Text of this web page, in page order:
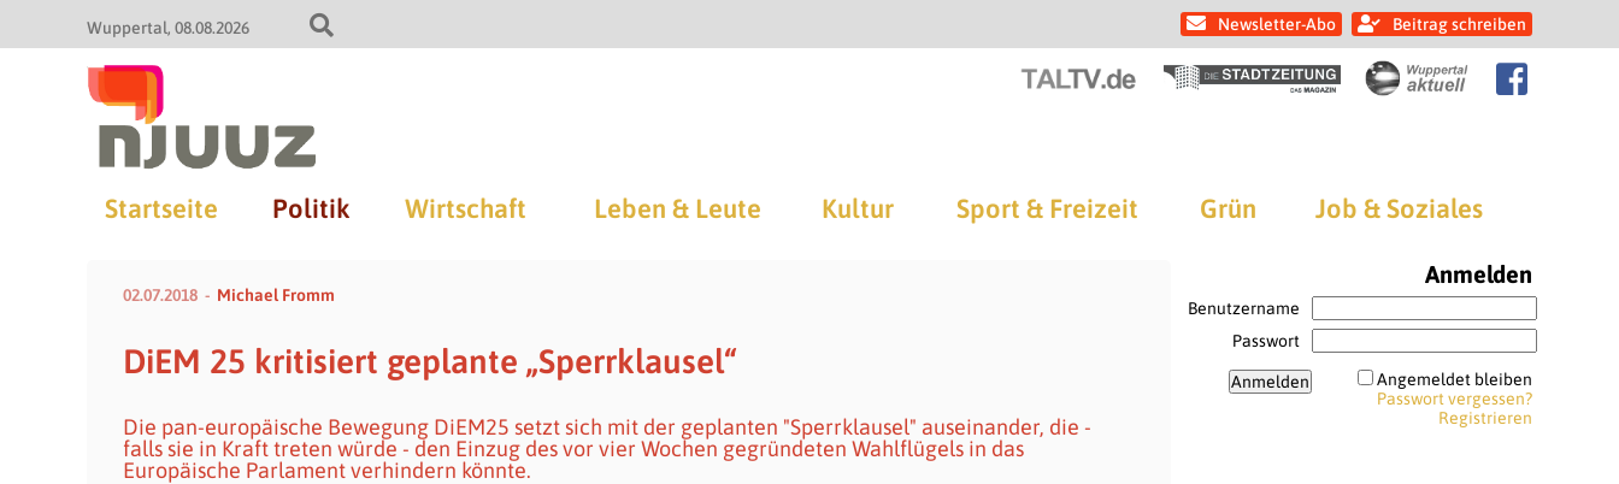
Wuppertal 08.08.2026 Newsletter-Abo Beitrag schreiben
Startseite Politik Wirtschaft Leben & Leute Kultur Sport & Freizeit Grün Job & Soziales
02.07.2018 Michael Fromm
DiEM 25 kritisiert geplante „Sperrklausel“
Die pan-europäische Bewegung DiEM25 setzt sich mit der geplanten "Sperrklausel" auseinander, die -
falls sie in Kraft treten würde - den Einzug des vor vier Wochen gegründeten Wahlflügels in das
Europäische Parlament verhindern könnte.
Anmelden
Benutzername
Passwort
Angemeldet bleiben
Passwort vergessen?
Registrieren